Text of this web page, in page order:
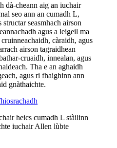
dà-cheann aig an iuchair
seo ann an cumadh L,
seasmhach airson
agus a leigeil ma
càraidh, agus
airson tagraidhean
cruaidh, innealan, agus
Tha e an aghaidh
agus ri fhaighinn ann
gnàthaichte.